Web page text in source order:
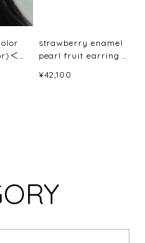
＜
strawberry enamel
pearl fruit earring /
¥42,100